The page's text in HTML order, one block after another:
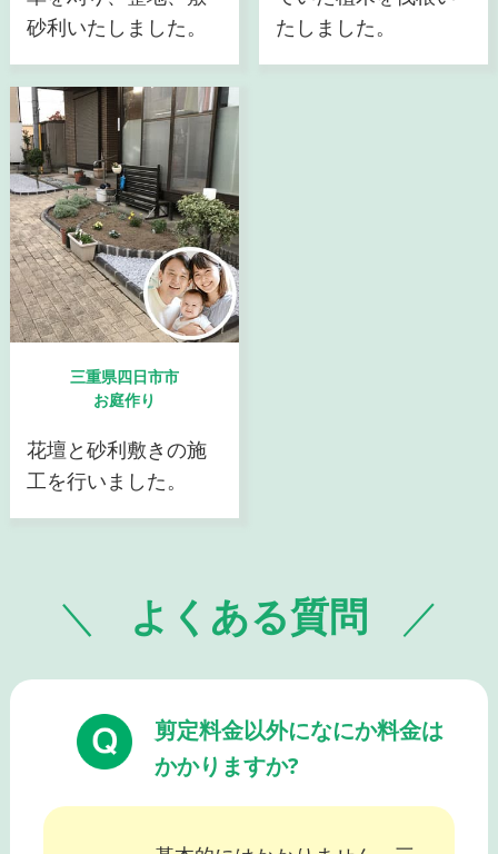
砂利いたしました。
たしました。
三重県四日市市
お庭作り
花壇と砂利敷きの施
工を行いました。
よくある質問
剪定料金以外になにか料金は
かかりますか?